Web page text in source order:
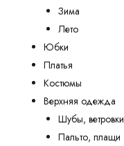
Зима
Лето
Юбки
Платья
Костюмы
Верхняя одежда
Шубы, ветровки
Пальто, плащи